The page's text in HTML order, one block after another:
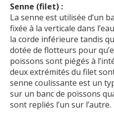
Senne (filet) :
La senne est utilisée d’un
fixée à la verticale dans
la corde inférieure tandis
dotée de flotteurs pour
poissons sont piégés à
deux extrémités du filet
senne coulissante est un
sur un banc de poissons
sont repliés l’un sur l’autre.